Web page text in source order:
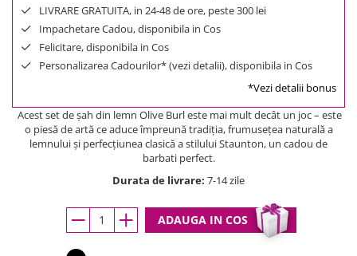
LIVRARE GRATUITA, in 24-48 de ore, peste 300 lei
Impachetare Cadou, disponibila in Cos
Felicitare, disponibila in Cos
Personalizarea Cadourilor* (vezi detalii), disponibila in Cos
*Vezi detalii bonus
Acest set de șah din lemn Olive Burl este mai mult decât un joc – este
o piesă de artă ce aduce împreună tradiția, frumusețea naturală a
lemnului și perfecțiunea clasică a stilului Staunton, un cadou de
barbati perfect.
Durata de livrare: 7-14 zile
ADAUGA IN COS